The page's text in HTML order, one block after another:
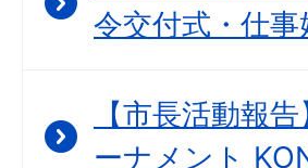
令交付式・仕事
【市長活動報
ーナメント